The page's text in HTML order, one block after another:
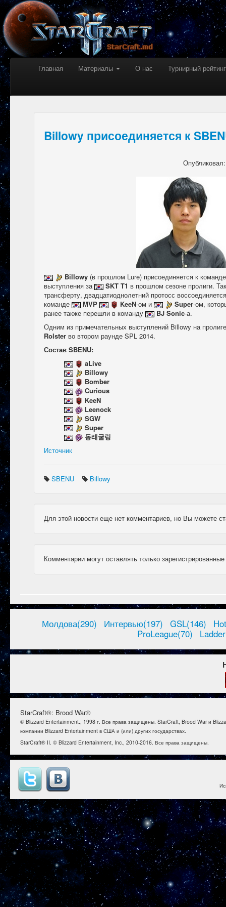
Главная Материалы О нас Турнирный рейтинг
Billowy присоединяется к
Billowy (в прошлом Lure) присоединяется к
выступления за
SKT T1 в прошлом сезоне пролиги.
трансферту, двадцатиоднолетний протосс
команде
MVP KeeN-ом и Super-ом,
ранее также перешли в команду
BJ Sonic-а.
Одним из примечательных выступлений Billowy на
Rolster во втором раунде SPL 2014.
Состав SBENU:
aLive
Billowy
Bomber
Curious
KeeN
Leenock
SGW
Super
동래굴링
Источник
SBENU Billowy
Для этой новости еще нет комментариев, но Вы можете
Комментарии могут оставлять только
Молдова(290) Интервью(197) GSL(146)
ProLeague(70)
StarCraft®: Brood War®
© Blizzard Entertainment., 1998 г. Все права защищены. StarCraft, Brood War и
компании Blizzard Entertainment в США и (или) других государствах.
StarCraft® II. © Blizzard Entertainment, Inc., 2010-2016. Все права защищены.